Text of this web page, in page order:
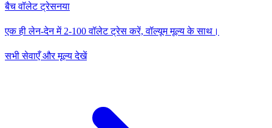
बैच वॉलेट ट्रेसनया
एक ही लेन-देन में 2-100 वॉलेट ट्रेस करें, वॉल्यूम मूल्य के साथ।
सभी सेवाएँ और मूल्य देखें